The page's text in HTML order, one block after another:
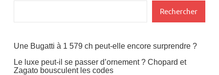
Rechercher
Une Bugatti à 1 579 ch peut-elle encore surprendre ?
Le luxe peut-il se passer d’ornement ? Chopard et
Zagato bousculent les codes